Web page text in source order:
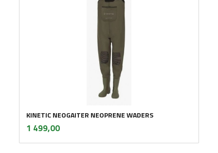
KINETIC NEOGAITER NEOPRENE WADERS
Pris
1 499,00mva.